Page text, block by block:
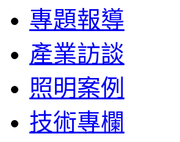
專題報導
產業訪談
照明案例
技術專欄